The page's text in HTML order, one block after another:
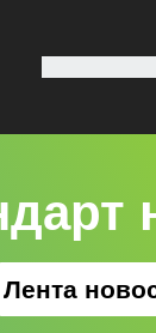
Лента